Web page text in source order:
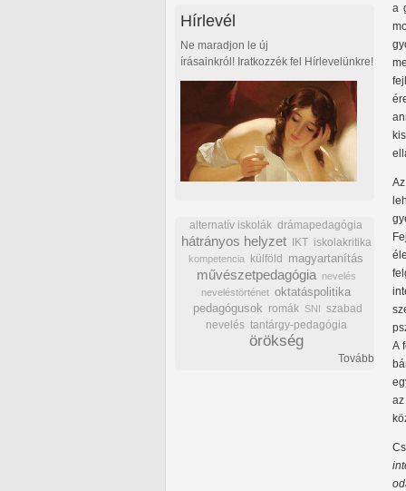
a
A
Hírlevél
Ne maradjon le új
írásainkról! Iratkozzék fel Hírlevelünkre!
alternatív iskolák drámapedagógia
hátrányos helyzet IKT iskolakritika
kompetencia külföld magyartanítás
művészetpedagógia
nevelés
neveléstörténet oktatáspolitika
pedagógusok romák SNI szabad
nevelés tantárgy-pedagógia
örökség
Tovább